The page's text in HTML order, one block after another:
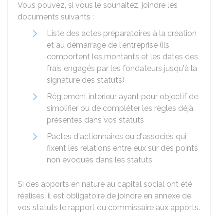
Vous pouvez, si vous le souhaitez, joindre les
documents suivants :
Liste des actes préparatoires à la création
et au démarrage de l'entreprise (ils
comportent les montants et les dates des
frais engagés par les fondateurs jusqu'à la
signature des statuts)
Règlement intérieur ayant pour objectif de
simplifier ou de compléter les règles déjà
présentes dans vos statuts
Pactes d'actionnaires ou d'associés qui
fixent les relations entre eux sur des points
non évoqués dans les statuts
Si des apports en nature au capital social ont été
réalisés, il est obligatoire de joindre en annexe de
vos statuts le rapport du commissaire aux apports.